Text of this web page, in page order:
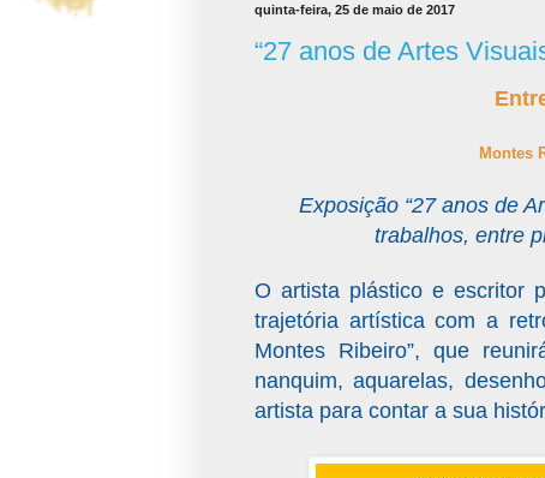
quinta-feira, 25 de maio de 2017
“27 anos de Artes
Montes
Exposição “27 anos de
trabalhos, entre
O artista plástico e escritor
trajetória artística com a
Montes Ribeiro”, que
nanquim, aquarelas,
artista para contar a sua